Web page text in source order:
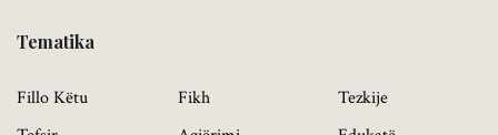
Tematika
Fillo Këtu
Fikh
Tezkije